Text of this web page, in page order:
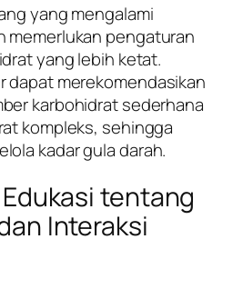
yang mengalami
memerlukan pengaturan
yang lebih ketat.
dapat merekomendasikan
karbohidrat sederhana
kompleks, sehingga
kadar gula darah.
tentang
Interaksi